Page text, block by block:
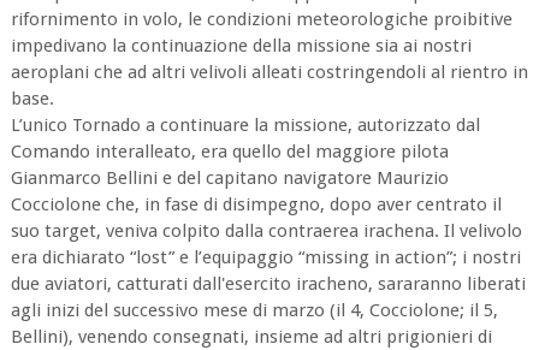
rifornimento in volo, le condizioni meteorologiche proibitive
impedivano la continuazione della missione sia ai nostri
aeroplani che ad altri velivoli alleati costringendoli al rientro in
base.
L’unico Tornado a continuare la missione, autorizzato dal
Comando interalleato, era quello del maggiore pilota
Gianmarco Bellini e del capitano navigatore Maurizio
Cocciolone che, in fase di disimpegno, dopo aver centrato il
suo target, veniva colpito dalla contraerea irachena. Il velivolo
era dichiarato “lost” e l’equipaggio “missing in action”; i nostri
due aviatori, catturati dall'esercito iracheno, sararanno liberati
agli inizi del successivo mese di marzo (il 4, Cocciolone; il 5,
Bellini), venendo consegnati, insieme ad altri prigionieri di